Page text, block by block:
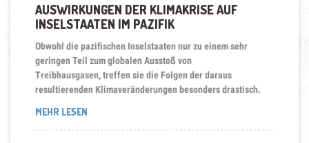
AUSWIRKUNGEN DER KLIMAKRISE AUF
INSELSTAATEN IM PAZIFIK
Obwohl die pazifischen Inselstaaten nur zu einem sehr
geringen Teil zum globalen Ausstoß von
Treibhausgasen, treffen sie die Folgen der daraus
resultierenden Klimaveränderungen besonders drastisch.
MEHR LESEN„AUSWIRKUNGEN